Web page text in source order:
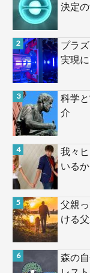
決定
プラ
実現
科学
介
我々
いる
父親
ける
森の